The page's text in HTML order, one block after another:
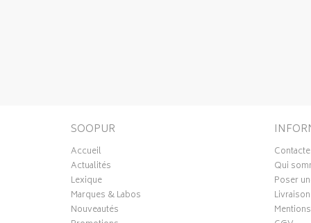
SOOPUR
Accueil
Actualités
Lexique
Marques & Labos
Nouveautés
Qui
Poser
Livraison